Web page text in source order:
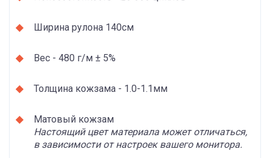
Ширина рулона 140см
Вес - 480 г/м ± 5%
Толщина кожзама - 1.0-1.1мм
Матовый кожзам
Настоящий цвет материала может отличаться,
в зависимости от настроек вашего монитора.